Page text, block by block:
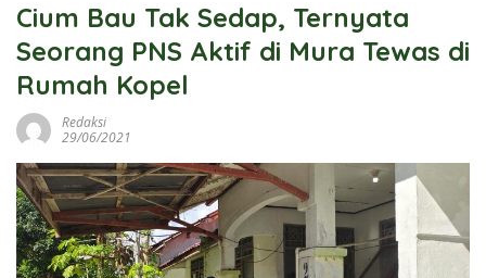
Cium Bau Tak Sedap, Ternyata
Seorang PNS Aktif di Mura Tewas di
Rumah Kopel
Redaksi
29/06/2021